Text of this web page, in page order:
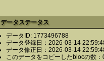
データステータス
データID: 1773496788
データ登録日：2026-03-14
データ修正日：2026-03-14
このデータをコピーしたblocの数：